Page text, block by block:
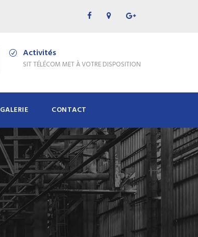
Activités
SIT TÉLÉCOM MET À VOTRE DISPOSITION
GALERIE CONTACT